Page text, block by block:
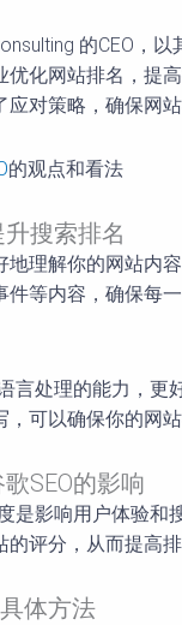
的CEO，
优化网站排名，提
对策略，确保网
的观点和看法
搜索排名
理解你的网站内
等内容，确保每
言处理的能力，
可以确保你的网站
SEO的影响
是影响用户体验
评分，从而提高排
体方法